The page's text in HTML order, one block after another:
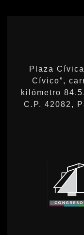
Plaza
Cívico”,
kilómetro
C.P. 42082,